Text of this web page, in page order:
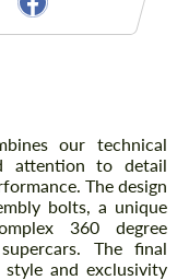
our technical
attention to detail
The design
bolts, a unique
360 degree
The final
and exclusivity